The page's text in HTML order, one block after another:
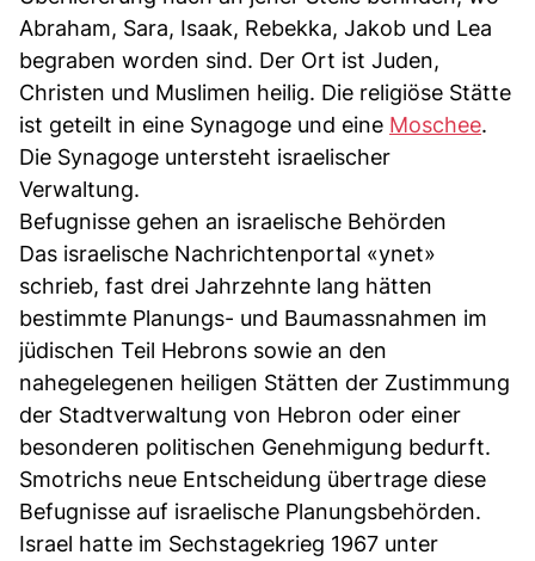
Abraham, Sara, Isaak, Rebekka, Jakob und Lea
begraben worden sind. Der Ort ist Juden,
Christen und Muslimen heilig. Die religiöse Stätte
ist geteilt in eine Synagoge und eine Moschee.
Die Synagoge untersteht israelischer
Verwaltung.
Befugnisse gehen an israelische Behörden
Das israelische Nachrichtenportal «ynet»
schrieb, fast drei Jahrzehnte lang hätten
bestimmte Planungs- und Baumassnahmen im
jüdischen Teil Hebrons sowie an den
nahegelegenen heiligen Stätten der Zustimmung
der Stadtverwaltung von Hebron oder einer
besonderen politischen Genehmigung bedurft.
Smotrichs neue Entscheidung übertrage diese
Befugnisse auf israelische Planungsbehörden.
Israel hatte im Sechstagekrieg 1967 unter